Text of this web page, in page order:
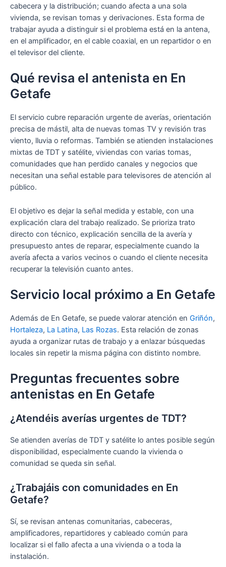
cabecera y la distribución; cuando afecta a una sola
vivienda, se revisan tomas y derivaciones. Esta forma de
trabajar ayuda a distinguir si el problema está en la antena,
en el amplificador, en el cable coaxial, en un repartidor o en
el televisor del cliente.
Qué revisa el antenista en En
Getafe
El servicio cubre reparación urgente de averías, orientación
precisa de mástil, alta de nuevas tomas TV y revisión tras
viento, lluvia o reformas. También se atienden instalaciones
mixtas de TDT y satélite, viviendas con varias tomas,
comunidades que han perdido canales y negocios que
necesitan una señal estable para televisores de atención al
público.
El objetivo es dejar la señal medida y estable, con una
explicación clara del trabajo realizado. Se prioriza trato
directo con técnico, explicación sencilla de la avería y
presupuesto antes de reparar, especialmente cuando la
avería afecta a varios vecinos o cuando el cliente necesita
recuperar la televisión cuanto antes.
Servicio local próximo a En Getafe
Además de En Getafe, se puede valorar atención en Griñón,
Hortaleza, La Latina, Las Rozas. Esta relación de zonas
ayuda a organizar rutas de trabajo y a enlazar búsquedas
locales sin repetir la misma página con distinto nombre.
Preguntas frecuentes sobre
antenistas en En Getafe
¿Atendéis averías urgentes de TDT?
Se atienden averías de TDT y satélite lo antes posible según
disponibilidad, especialmente cuando la vivienda o
comunidad se queda sin señal.
¿Trabajáis con comunidades en En
Getafe?
Sí, se revisan antenas comunitarias, cabeceras,
amplificadores, repartidores y cableado común para
localizar si el fallo afecta a una vivienda o a toda la
instalación.